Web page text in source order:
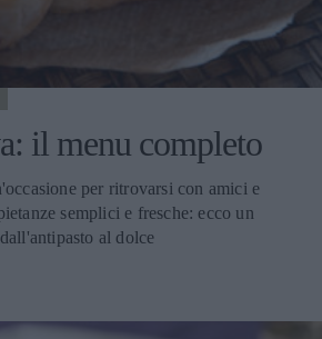
il menu completo
per ritrovarsi con amici e
semplici e fresche: ecco un
al dolce